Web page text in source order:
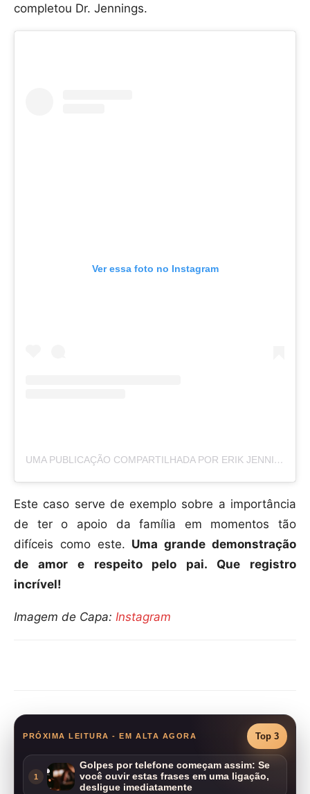
completou Dr. Jennings.
Ver essa foto no Instagram
UMA PUBLICAÇÃO COMPARTILHADA POR ERIK JENNINGS (@ERIKJENNINGSSIMOES)
Este caso serve de exemplo sobre a importância
de ter o apoio da família em momentos tão
difíceis como este. Uma grande demonstração
de amor e respeito pelo pai. Que registro
incrível!
Imagem de Capa: Instagram
PRÓXIMA LEITURA - EM ALTA AGORA Top 3
1
Golpes por telefone começam assim: Se
você ouvir estas frases em uma ligação,
desligue imediatamente